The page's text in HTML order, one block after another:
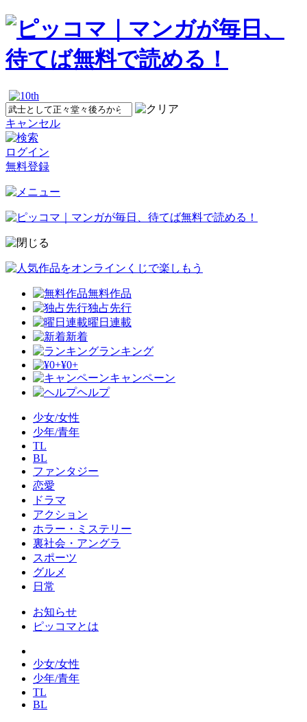
キャンセル
ログイン
無料登録
無料作品
独占先行
曜日連載
新着
ランキング
¥0+
キャンペーン
ヘルプ
少女/女性
少年/青年
TL
BL
ファンタジー
恋愛
ドラマ
アクション
ホラー・ミステリー
裏社会・アングラ
スポーツ
グルメ
日常
お知らせ
ピッコマとは
少女/女性
少年/青年
TL
BL